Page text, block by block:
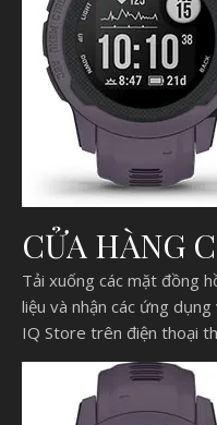
CỬA HÀNG
Tải xuống các mặt đồng
liệu và nhận các ứng
IQ Store trên điện thoại